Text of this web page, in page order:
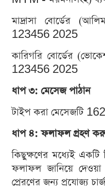
মাদ্রাসা বোর্ডের
123456 2025
কারিগরি বোর্ডের
123456 2025
ধাপ ৩: মেসেজ পাঠান
টাইপ করা মেসেজটি
ধাপ ৪: ফলাফল গ্রহণ
কিছুক্ষণের মধ্যেই
ফলাফল জানিয়ে
প্রেরণের জন্য প্রযোজ্য